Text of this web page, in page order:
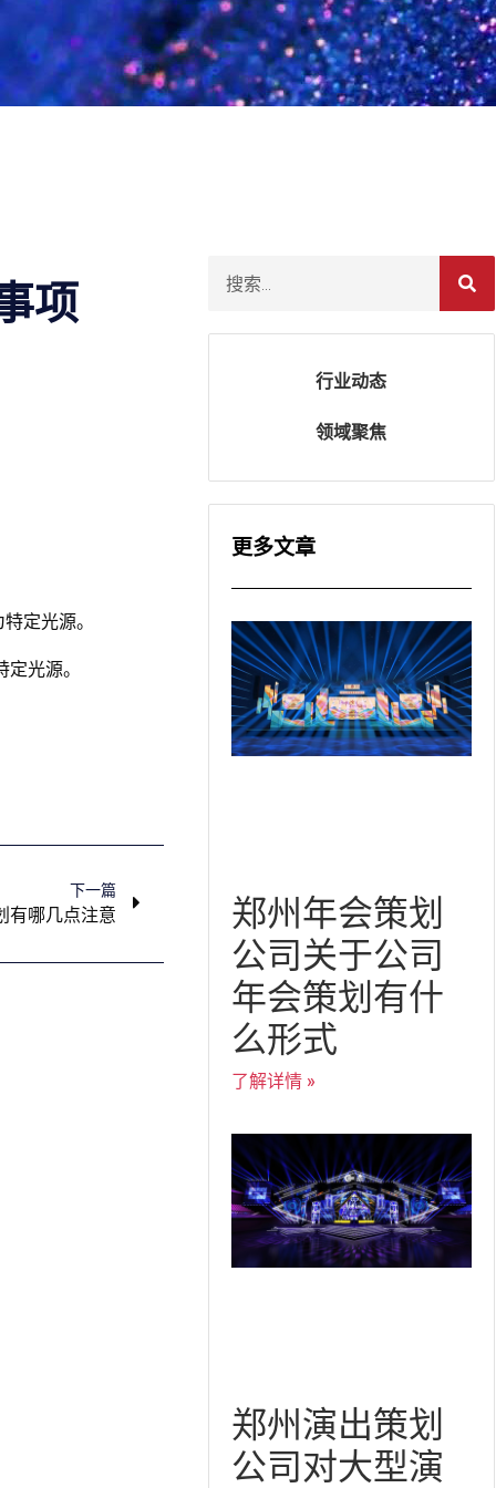
项
定光源。
光源。
下一篇
有哪几点注意
行业动态
领域聚焦
更多文章
郑州年会策划
公司关于公司
年会策划有什
么形式
了解详情 »
郑州演出策划
公司对大型演